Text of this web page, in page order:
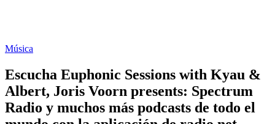
Música
Escucha Euphonic Sessions with Kyau &
Albert, Joris Voorn presents: Spectrum
Radio y muchos más podcasts de todo el